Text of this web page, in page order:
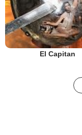
El Capitan